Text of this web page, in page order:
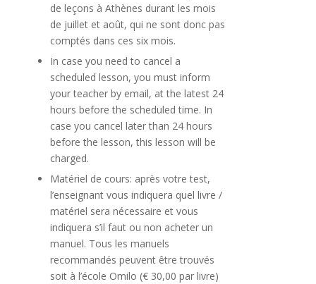
de leçons à Athènes durant les mois
de juillet et août, qui ne sont donc pas
comptés dans ces six mois.
In case you need to cancel a
scheduled lesson, you must inform
your teacher by email, at the latest 24
hours before the scheduled time. In
case you cancel later than 24 hours
before the lesson, this lesson will be
charged.
Matériel de cours: après votre test,
l’enseignant vous indiquera quel livre /
matériel sera nécessaire et vous
indiquera s’il faut ou non acheter un
manuel. Tous les manuels
recommandés peuvent être trouvés
soit à l’école Omilo (€ 30,00 par livre)